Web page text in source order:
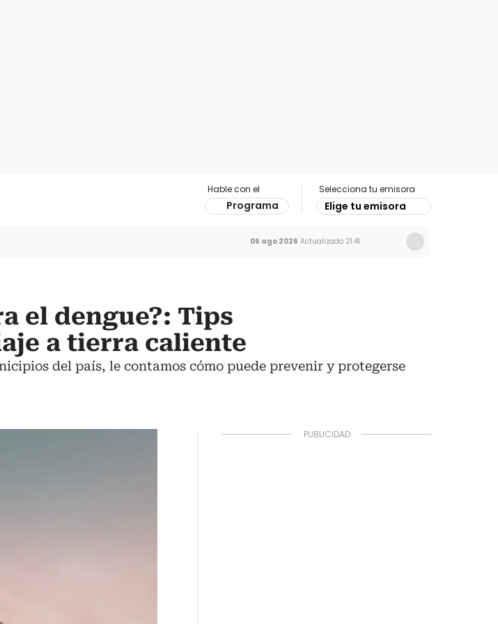
Hable con el
Programa
Selecciona tu emisora
Elige tu emisora
06 ago 2026 Actualizado 21:41
el dengue?: Tips
a tierra caliente
del país, le contamos cómo puede prevenir y protegerse